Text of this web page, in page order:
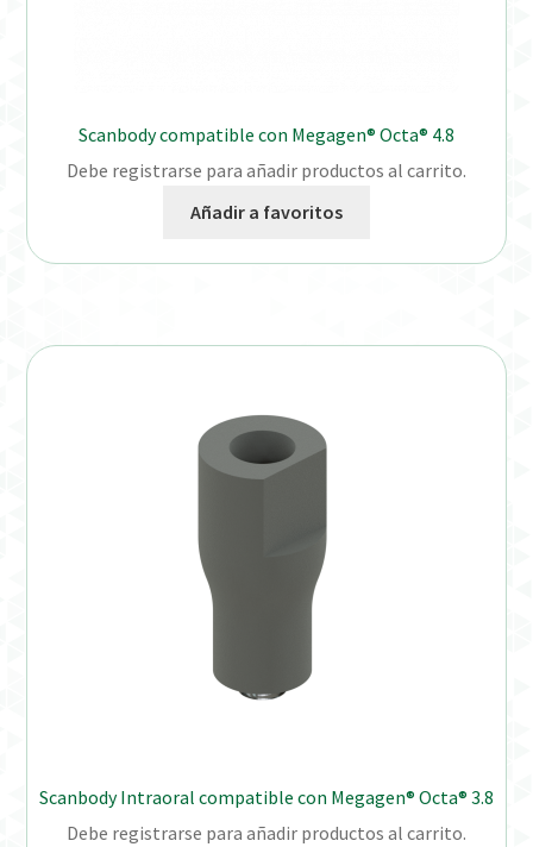
Scanbody compatible con Megagen® Octa® 4.8
Debe registrarse para añadir productos al carrito.
Añadir a favoritos
Scanbody Intraoral compatible con Megagen® Octa® 3.8
Debe registrarse para añadir productos al carrito.